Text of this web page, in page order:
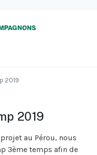
2019
2019
au Pérou, nous
3ème temps afin de